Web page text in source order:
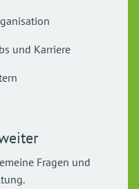
und Karriere
Fragen und